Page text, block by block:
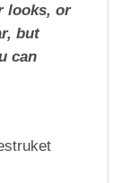
looks, or
but
can